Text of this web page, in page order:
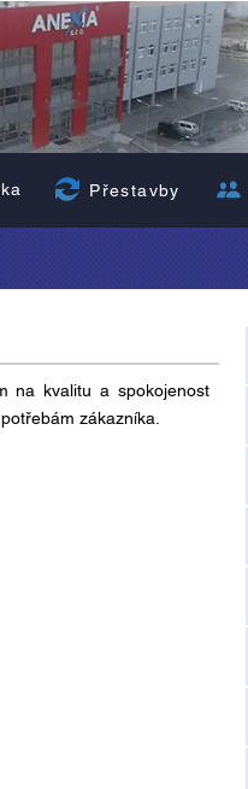
Přestavby
na kvalitu a spokojenost
zákazníka.